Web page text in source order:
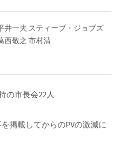
井一夫 スティーブ・ジョブズ
西敬之 市村清
の市長会22人
掲載してからのPVの激減に